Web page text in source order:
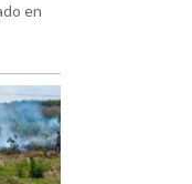
en